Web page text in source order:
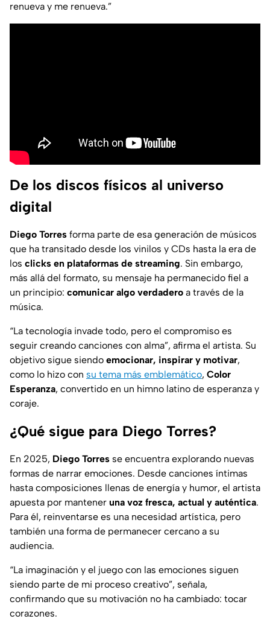
renueva y me renueva.”
De los discos físicos al universo
digital
Diego Torres forma parte de esa generación de músicos
que ha transitado desde los vinilos y CDs hasta la era de
los clicks en plataformas de streaming. Sin embargo,
más allá del formato, su mensaje ha permanecido fiel a
un principio: comunicar algo verdadero a través de la
música.
“La tecnología invade todo, pero el compromiso es
seguir creando canciones con alma”, afirma el artista. Su
objetivo sigue siendo emocionar, inspirar y motivar,
como lo hizo con su tema más emblemático, Color
Esperanza, convertido en un himno latino de esperanza y
coraje.
¿Qué sigue para Diego Torres?
En 2025, Diego Torres se encuentra explorando nuevas
formas de narrar emociones. Desde canciones íntimas
hasta composiciones llenas de energía y humor, el artista
apuesta por mantener una voz fresca, actual y auténtica.
Para él, reinventarse es una necesidad artística, pero
también una forma de permanecer cercano a su
audiencia.
“La imaginación y el juego con las emociones siguen
siendo parte de mi proceso creativo”, señala,
confirmando que su motivación no ha cambiado: tocar
corazones.